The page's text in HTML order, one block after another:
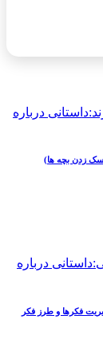
ی مدیریت فکرها و طرز فکر